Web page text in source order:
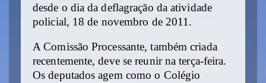
desde o dia da deflagração da atividade
policial, 18 de novembro de 2011.
A Comissão Processante, também criada
recentemente, deve se reunir na terça-feira.
Os deputados agem como o Colégio